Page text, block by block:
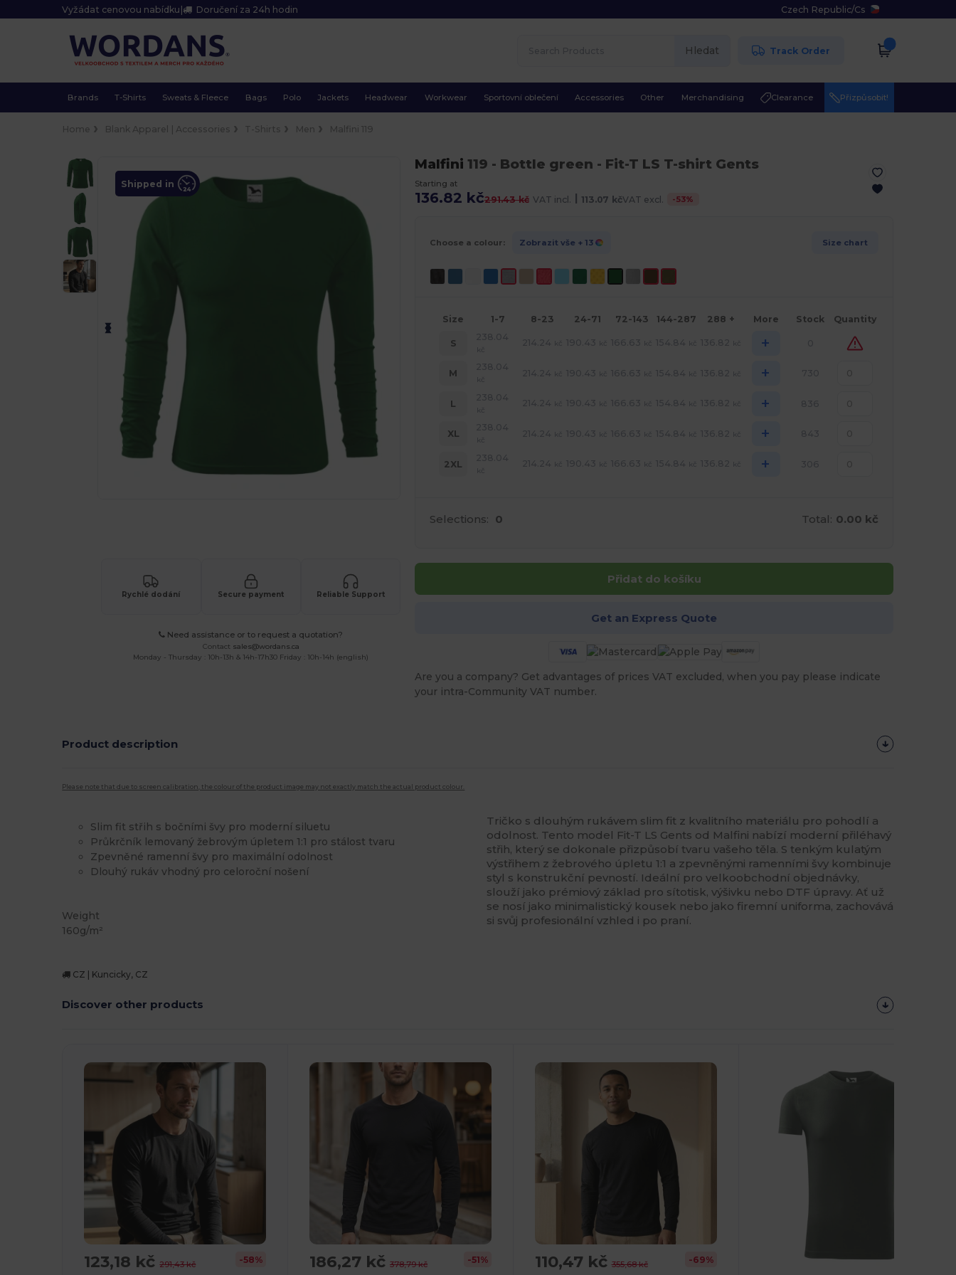
Vyžádat cenovou nabídku | Doručení za 24h hodin Czech Republic/Cs
Hledat Track Order
Brands T-Shirts Sweats & Fleece Bags Polo Jackets Headwear Workwear Sportovní oblečení Accessories Other Merchandising Clearance Přizpůsobit!
Home Blank Apparel | Accessories T-Shirts Men Malfini 119
Shipped in
Rychlé dodání Secure payment Reliable Support
Need assistance or to request a quotation?
Contact sales@wordans.ca
Monday - Thursday : 10h-13h & 14h-17h30 Friday : 10h-14h (english)
Malfini 119 - Bottle green - Fit-T LS T-shirt Gents
Starting at
136.82 kč291.43 kč VAT incl. | 113.07 kčVAT excl. -53%
Choose a colour: Zobrazit vše + 13 Size chart
Size 1-7 8-23 24-71 72-143 144-287 288 + More Stock Quantity
S +
M +
L +
XL +
2XL +
Selections: 0 Total: 0.00 kč
Přidat do košíku
Get an Express Quote
Are you a company? Get advantages of prices VAT excluded, when you pay please indicate
your intra-Community VAT number.
Product description
Please note that due to screen calibration, the colour of the product image may not exactly match the actual product colour.
Slim fit střih s bočními švy pro moderní siluetu
Průkrčník lemovaný žebrovým úpletem 1:1 pro stálost tvaru
Zpevněné ramenní švy pro maximální odolnost
Dlouhý rukáv vhodný pro celoroční nošení
Weight
160g/m²
Tričko s dlouhým rukávem slim fit z kvalitního materiálu pro pohodlí a
odolnost. Tento model Fit-T LS Gents od Malfini nabízí moderní přiléhavý
střih, který se dokonale přizpůsobí tvaru vašeho těla. S tenkým kulatým
výstřihem z žebrového úpletu 1:1 a zpevněnými ramenními švy kombinuje
styl s konstrukční pevností. Ideální pro velkoobchodní objednávky,
slouží jako prémiový základ pro sítotisk, výšivku nebo DTF úpravy. Ať už
se nosí jako minimalistický kousek nebo jako firemní uniforma, zachovává
si svůj profesionální vzhled i po praní.
CZ | Kuncicky, CZ
Discover other products
123,18 kč291,43 kč -58% 186,27 kč 378,79 kč -51% 110,47 kč355,68 kč -69%